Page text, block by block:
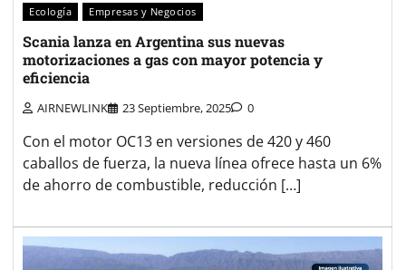
Ecología Empresas y Negocios
Scania lanza en Argentina sus nuevas
motorizaciones a gas con mayor potencia y
eficiencia
AIRNEWLINK 23 Septiembre, 2025 0
Con el motor OC13 en versiones de 420 y 460
caballos de fuerza, la nueva línea ofrece hasta un 6%
de ahorro de combustible, reducción […]